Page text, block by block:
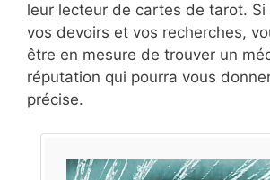
leur lecteur de cartes de tarot. Si
vos devoirs et vos recherches,
être en mesure de trouver un
réputation qui pourra vous
précise.